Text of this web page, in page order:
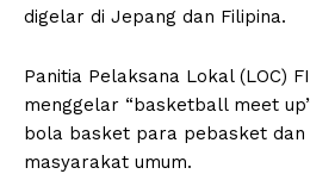
digelar di Jepang dan Filipina.
Panitia Pelaksana Lokal (LOC)
menggelar “basketball meet
bola basket para pebasket dan
masyarakat umum.